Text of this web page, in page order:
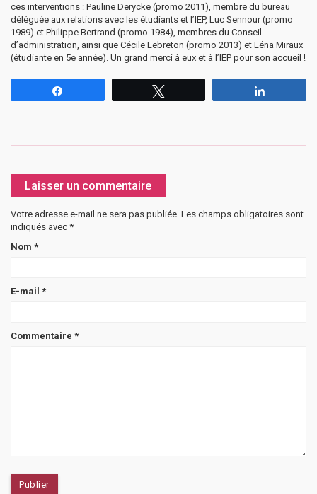
ces interventions : Pauline Derycke (promo 2011), membre du bureau
déléguée aux relations avec les étudiants et l’IEP, Luc Sennour (promo
1989) et Philippe Bertrand (promo 1984), membres du Conseil
d’administration, ainsi que Cécile Lebreton (promo 2013) et Léna Miraux
(étudiante en 5e année). Un grand merci à eux et à l’IEP pour son accueil !
Laisser un commentaire
Votre adresse e-mail ne sera pas publiée. Les champs obligatoires sont
indiqués avec *
Nom *
E-mail *
Commentaire *